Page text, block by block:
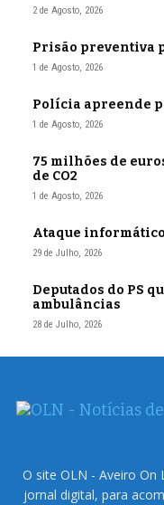
2 de Agosto, 2026
Prisão preventiva
1 de Agosto, 2026
Polícia apreende
1 de Agosto, 2026
75 milhões de
de CO2
1 de Agosto, 2026
Ataque
29 de Julho, 2026
Deputados do PS
ambulâncias
28 de Julho, 2026
O site OLN - Aveiro On
jornal digital, para